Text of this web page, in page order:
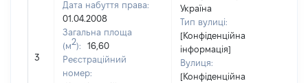
3
Дата набуття права:
01.04.2008
Загальна площа
(м2):
16,60
Реєстраційний
номер:
Україна
Тип вулиці:
[Конфіденційна
інформація]
Вулиця:
[Конфіденційна